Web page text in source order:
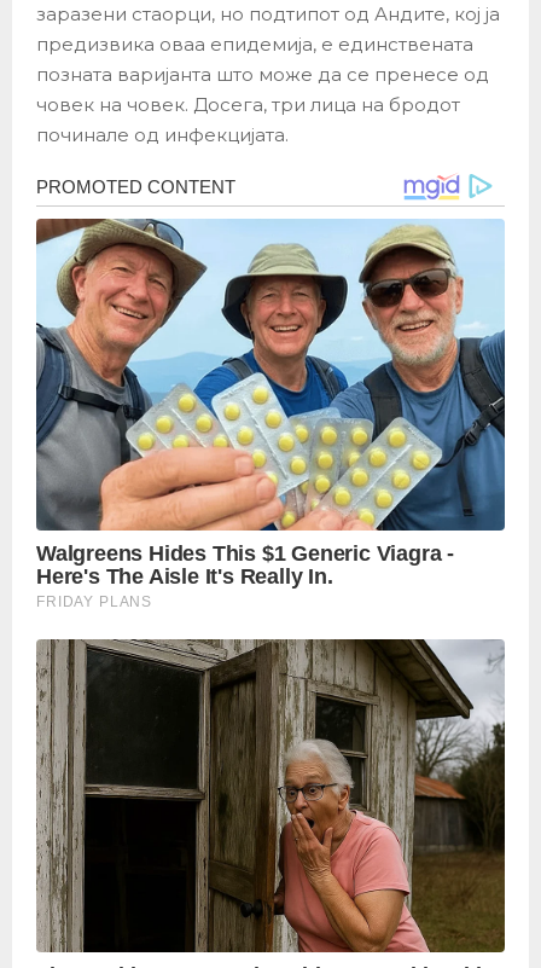
заразени стаорци, но подтипот од Андите, кој ја
предизвика оваа епидемија, е единствената
позната варијанта што може да се пренесе од
човек на човек. Досега, три лица на бродот
починале од инфекцијата.